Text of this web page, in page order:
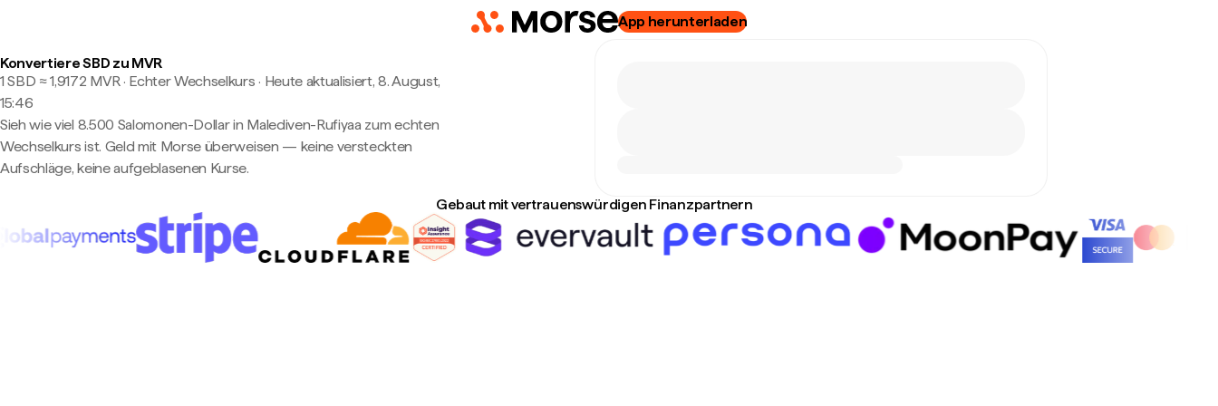
App herunterladen
Konvertiere SBD zu MVR
1 SBD ≈ 1,9172 MVR · Echter Wechselkurs · Heute aktualisiert, 8. August,
15:46
Sieh wie viel 8.500 Salomonen-Dollar in Malediven-Rufiyaa zum echten
Wechselkurs ist. Geld mit Morse überweisen — keine versteckten
Aufschläge, keine aufgeblasenen Kurse.
Gebaut mit vertrauenswürdigen Finanzpartnern